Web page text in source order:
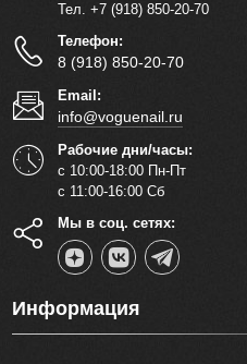
Тел. +7 (918) 850-20-70
Телефон:
8 (918) 850-20-70
Email:
info@voguenail.ru
Рабочие дни/часы:
с 10:00-18:00 Пн-Пт
с 11:00-16:00 Сб
Мы в соц. сетях:
Информация